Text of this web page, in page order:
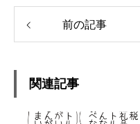
前の記事
関連記事